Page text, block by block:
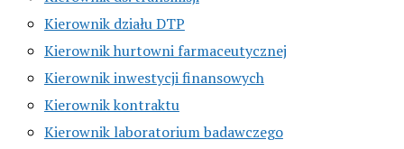
Kierownik działu DTP
Kierownik hurtowni farmaceutycznej
Kierownik inwestycji finansowych
Kierownik kontraktu
Kierownik laboratorium badawczego